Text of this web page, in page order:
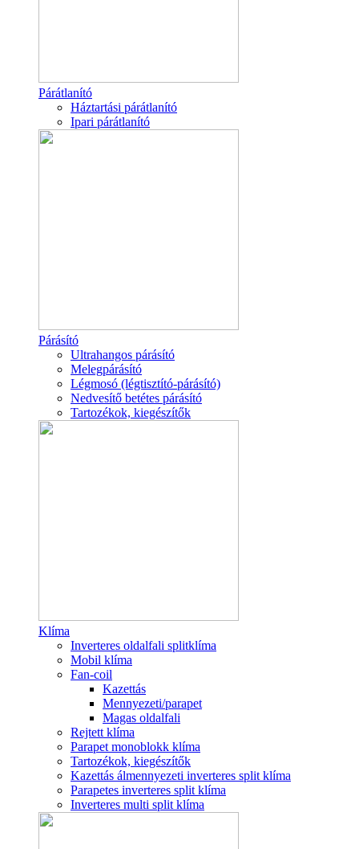
Párátlanító
Háztartási párátlanító
Ipari párátlanító
Párásító
Ultrahangos párásító
Melegpárásító
Légmosó (légtisztító-párásító)
Nedvesítő betétes párásító
Tartozékok, kiegészítők
Klíma
Inverteres oldalfali splitklíma
Mobil klíma
Fan-coil
Kazettás
Mennyezeti/parapet
Magas oldalfali
Rejtett klíma
Parapet monoblokk klíma
Tartozékok, kiegészítők
Kazettás álmennyezeti inverteres split klíma
Parapetes inverteres split klíma
Inverteres multi split klíma